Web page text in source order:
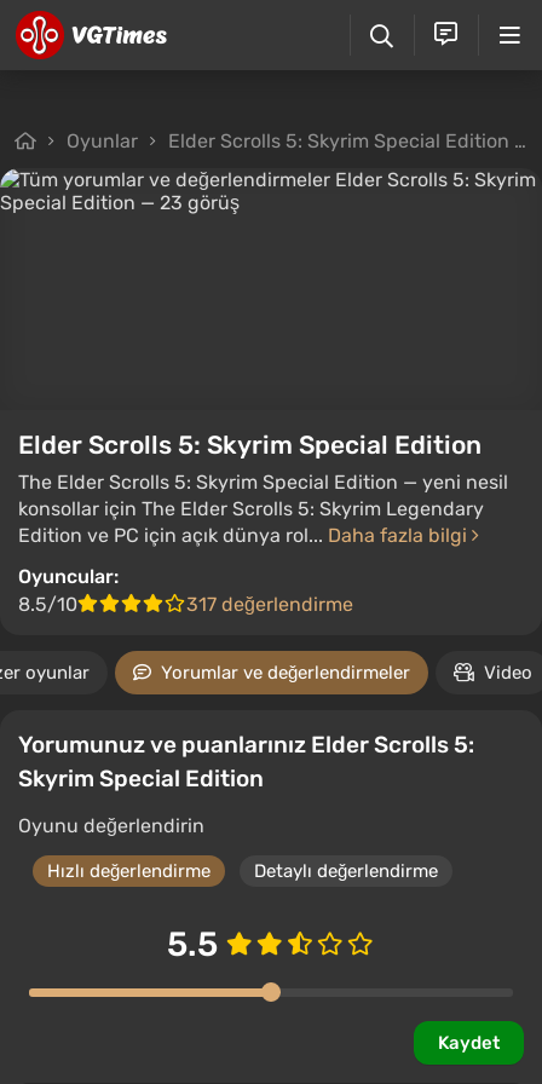
Oyunlar Elder Scrolls 5: Skyrim Special Edition
Elder Scrolls 5: Skyrim Special Edition
The Elder Scrolls 5: Skyrim Special Edition — yeni nesil
konsollar için The Elder Scrolls 5: Skyrim Legendary
Edition ve PC için açık dünya rol... Daha fazla bilgi
Oyuncular:
8.5/10
317 değerlendirme
oyunlar Yorumlar ve değerlendirmeler Video
Yorumunuz ve puanlarınız Elder Scrolls 5:
Skyrim Special Edition
Oyunu değerlendirin
Hızlı değerlendirme Detaylı değerlendirme
5.5
Kaydet